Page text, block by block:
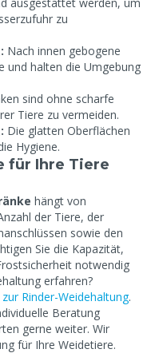
zu
Nach innen gebogene
und halten die Umgebung
sind ohne scharfe
Tiere zu vermeiden.
Die glatten Oberflächen
Hygiene.
für Ihre Tiere
hängt von
der Tiere, der
sowie den
Sie die Kapazität,
notwendig
erfahren?
Rinder-Weidehaltung.
Beratung
gerne weiter. Wir
für Ihre Weidetiere.